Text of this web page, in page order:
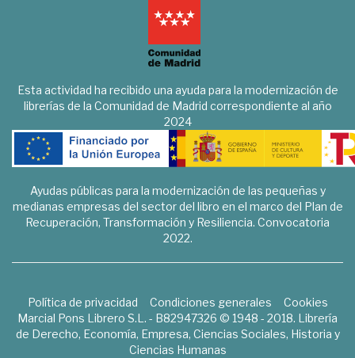
Esta actividad ha recibido una ayuda para la modernización de
librerías de la Comunidad de Madrid correspondiente al año
2024
Ayudas públicas para la modernización de las pequeñas y
medianas empresas del sector del libro en el marco del Plan de
Recuperación, Transformación y Resiliencia. Convocatoria
2022.
Política de privacidad Condiciones generales
Cookies
Marcial Pons Librero S.L. - B82947326 © 1948 - 2018. Librería
de Derecho, Economía, Empresa, Ciencias Sociales, Historia y
Ciencias Humanas